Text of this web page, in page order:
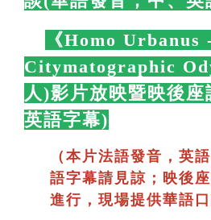
《Homo Urbanus
Citymatographic
人)影片放映暨映後座
英語字幕)
（本片法語發音，英
語字幕請見諒；映後
進行，現場提供華語